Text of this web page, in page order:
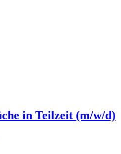
in Teilzeit (m/w/d)